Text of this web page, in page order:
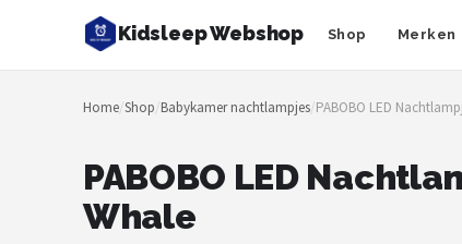
Kidsleep Webshop Shop Merken
Zoeken
NAVIGATIE
Merken
Home/Shop/Babykamer nachtlampjes/PABOBO LED
PABOBO LED
Whale